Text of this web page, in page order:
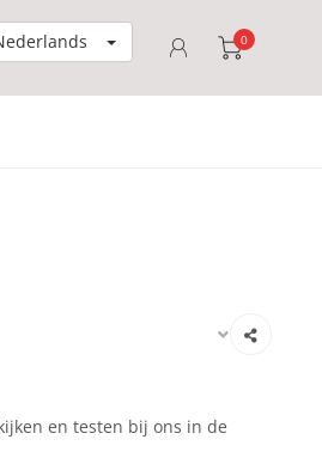
0
en testen bij ons in de